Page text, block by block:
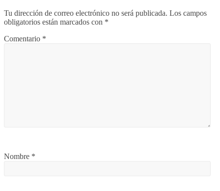
Tu dirección de correo electrónico no será publicada. Los campos
obligatorios están marcados con *
Comentario *
Nombre *